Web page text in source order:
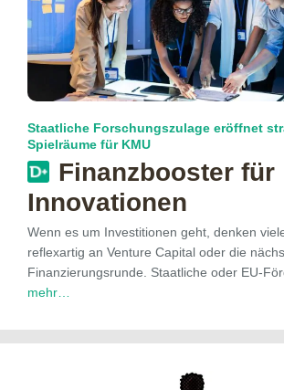
Staatliche Forschungszulage eröffnet
Spielräume für KMU
Finanzbooster für
Innovationen
Wenn es um Investitionen geht, denken
reflexartig an Venture Capital oder die
Finanzierungsrunde. Staatliche oder EU-
mehr…